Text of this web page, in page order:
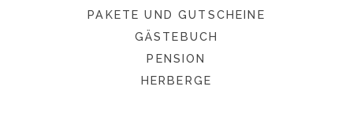
PAKETE UND GUTSCHEINE
GÄSTEBUCH
PENSION
HERBERGE